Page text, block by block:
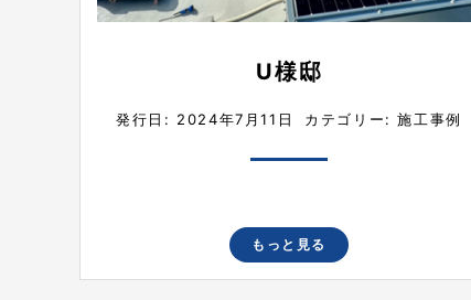
U様邸
発行日: 2024年7月11日 カテゴリー:施工事例
もっと見る